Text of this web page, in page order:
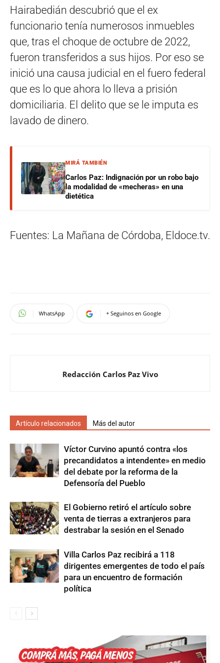
Hairabedián descubrió que el ex
funcionario tenía numerosos inmuebles
que, tras el choque de octubre de 2022,
fueron transferidos a sus hijos. Por eso se
inició una causa judicial en el fuero federal
que es lo que ahora lo lleva a prisión
domiciliaria. El delito que se le imputa es
lavado de dinero.
MIRÁ TAMBIÉN
Carlos Paz: Indignación por un robo bajo
la modalidad de «mecheras» en una
dietética
Fuentes: La Mañana de Córdoba, Eldoce.tv.
WhatsApp + Seguinos en Google
Redacción Carlos Paz Vivo
Artículo relacionados Más del autor
Víctor Curvino apuntó contra «los
precandidatos a intendente» en medio
del debate por la reforma de la
Defensoría del Pueblo
El Gobierno retiró el artículo sobre
venta de tierras a extranjeros para
destrabar la sesión en el Senado
Villa Carlos Paz recibirá a 118
dirigentes emergentes de todo el país
para un encuentro de formación
política